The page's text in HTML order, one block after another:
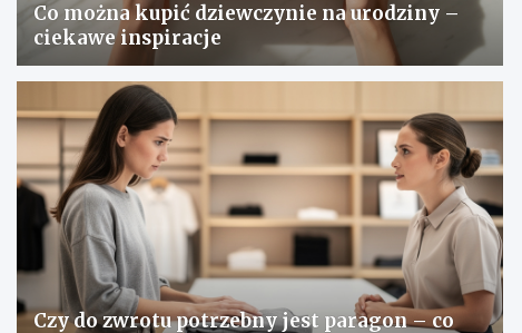
Co można kupić dziewczynie na urodziny –
ciekawe inspiracje
Czy do zwrotu potrzebny jest paragon – co